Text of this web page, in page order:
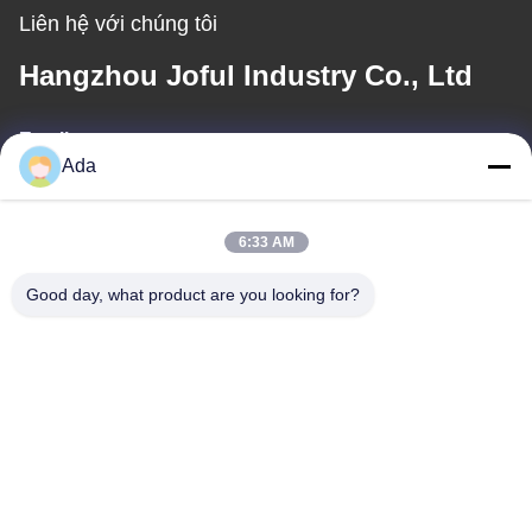
Liên hệ với chúng tôi
Hangzhou Joful Industry Co., Ltd
Email
Ada
6:33 AM
Good day, what product are you looking for?